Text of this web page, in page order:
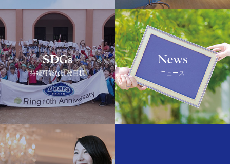
SDGs
持続可能な開発目標 NEWS
ニュース